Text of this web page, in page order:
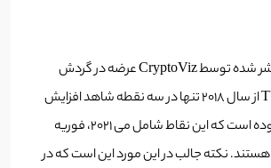
طبق داده‌های منتشر شده توسط CryptoViz عرضه در گردش
استیل کوین TUSD از سال 2018 تنها در سه نقطه شاهد افزایش
یک میلیارد دلاری بوده است که این نقاط شامل می 2021، فوریه
2023 و ژوئن 2023 هستند. نکته جالب در این مورد این است که در